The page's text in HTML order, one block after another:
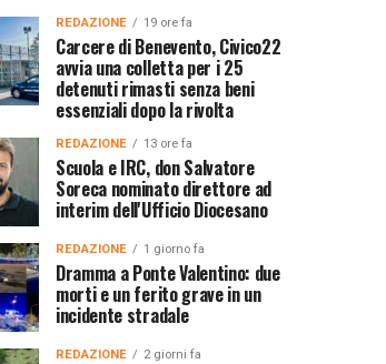
REDAZIONE 19 ore fa
Carcere di Benevento, Civico22
avvia una colletta per i 25
detenuti rimasti senza beni
essenziali dopo la rivolta
REDAZIONE 13 ore fa
Scuola e IRC, don Salvatore
Soreca nominato direttore ad
interim dell'Ufficio Diocesano
REDAZIONE 1 giorno fa
Dramma a Ponte Valentino: due
morti e un ferito grave in un
incidente stradale
REDAZIONE 2 giorni fa